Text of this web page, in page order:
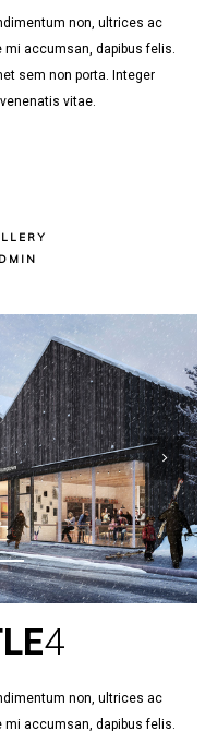
non, ultrices ac
accumsan, dapibus felis.
sem non porta. Integer
vitae.
4
non, ultrices ac
accumsan, dapibus felis.